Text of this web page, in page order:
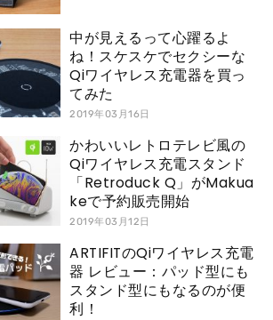
中が見えるって心躍るよ
ね！スケスケでセクシーな
Qiワイヤレス充電器を買っ
てみた
2019年03月16日
かわいいレトロテレビ風の
Qiワイヤレス充電スタンド
「Retroduck Q」がMakua
keで予約販売開始
2019年03月12日
ARTIFITのQiワイヤレス充電
器 レビュー：パッド型にも
スタンド型にもなるのが便
利！